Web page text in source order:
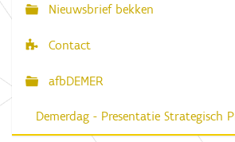
Nieuwsbrief bekken
Contact
afbDEMER
Demerdag - Presentatie Strategisch